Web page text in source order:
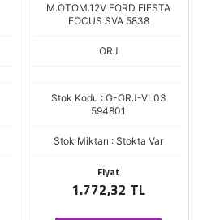
M.OTOM.12V FORD FIESTA
FOCUS SVA 5838
ORJ
Stok Kodu : G-ORJ-VL03
594801
Stok Miktarı : Stokta Var
Fiyat
1.772,32 TL